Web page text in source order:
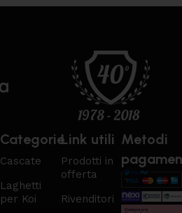
Categorie
Cascate
Laghetti
per Koi
Link utili
Prodotti in
offerta
Rivenditori
Metodi